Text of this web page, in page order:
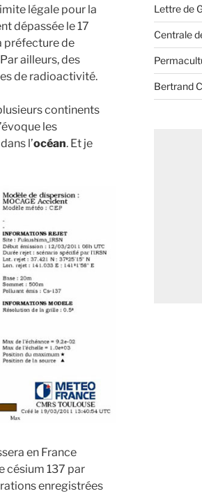
légale pour la
dépassée le 17
préfecture de
ailleurs, des
de radioactivité.
continents
les
l’océan. Et je
en France
césium 137 par
enregistrées
Lettre de
Centrale
Bertrand